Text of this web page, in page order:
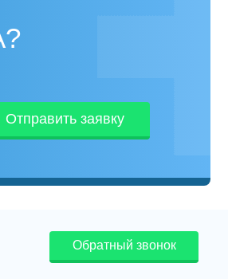
Отправить заявку
Обратный звонок